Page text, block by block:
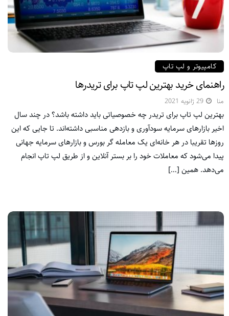
کامپیوتر و لپ تاپ
راهنمای خرید بهترین لپ تاپ برای تریدرها
منا 29 ژانویه 2021
بهترین لپ تاپ برای تریدر چه خصوصیاتی باید داشته باشد؟ در چند سال
اخیر بازارهای سرمایه سودآوری و بازدهی مناسبی داشته‌اند. تا جایی که این
روزها تقریبا در هر خانه‌ای یک معامله گر بورس و بازار‌های سرمایه جهانی
پیدا می‌شود که معاملات خود را بر بستر آنلاین و از طریق لپ تاپ انجام
می‌دهد. همین […]